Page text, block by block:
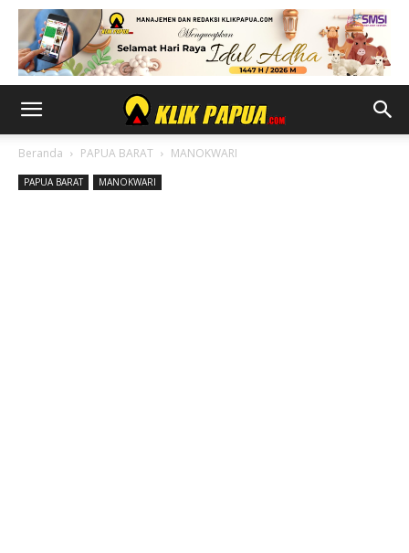
Beranda PAPUA BARAT MANOKWARI
PAPUA BARAT MANOKWARI